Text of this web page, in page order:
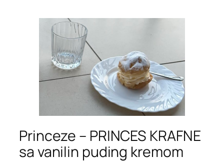
Princeze – PRINCES KRAFNE
sa vanilin puding kremom